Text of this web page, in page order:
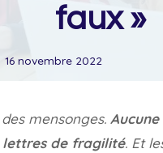
faux »
16 novembre 2022
mensonges.
lettres de fragilité. Et